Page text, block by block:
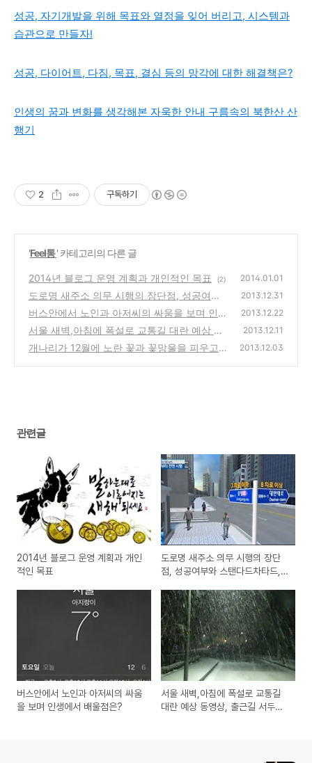
성공, 자기개발을 위해 목표와 열정을 잊어 버리고, 시스템과
습관으로 만들자!
성공, 다이어트, 다짐, 목표, 결심 등의 망각에 대한 해결책은?
인생의 꿈과 변화를 생각해본 자욱한 안내 구름속의 북한산 산
행기
2 구독하기
'Feel통' 카테고리의 다른 글
2014년 블로그 운영 계획과 개인적인 목표 (2) 2014.01.01
도로명 새주소 의무 시행의 장단점, 성공여부
와 스탠다드차타드, SC제일은행
(2)
2013.12.31
버스안에서 노인과 아저씨의 싸움을 보며 인생
에서 배울점은?
(0)
2013.12.22
서울 새벽,아침에 폭설로 교통길 대란 예상 동
영상, 출근길 서두르세요~
(0)
2013.12.11
개나리가 12월에 노란 꽃과 꽃망울을 피우고
2013.12.03
관련글
2014년 블로그 운영 계획과 개인
적인 목표
도로명 새주소 의무 시행의 장단
점, 성공여부와 스탠다드차타드,
버스안에서 노인과 아저씨의 싸움
을 보며 인생에서 배울점은?
서울 새벽,아침에 폭설로 교통길
대란 예상 동영상, 출근길 서두르